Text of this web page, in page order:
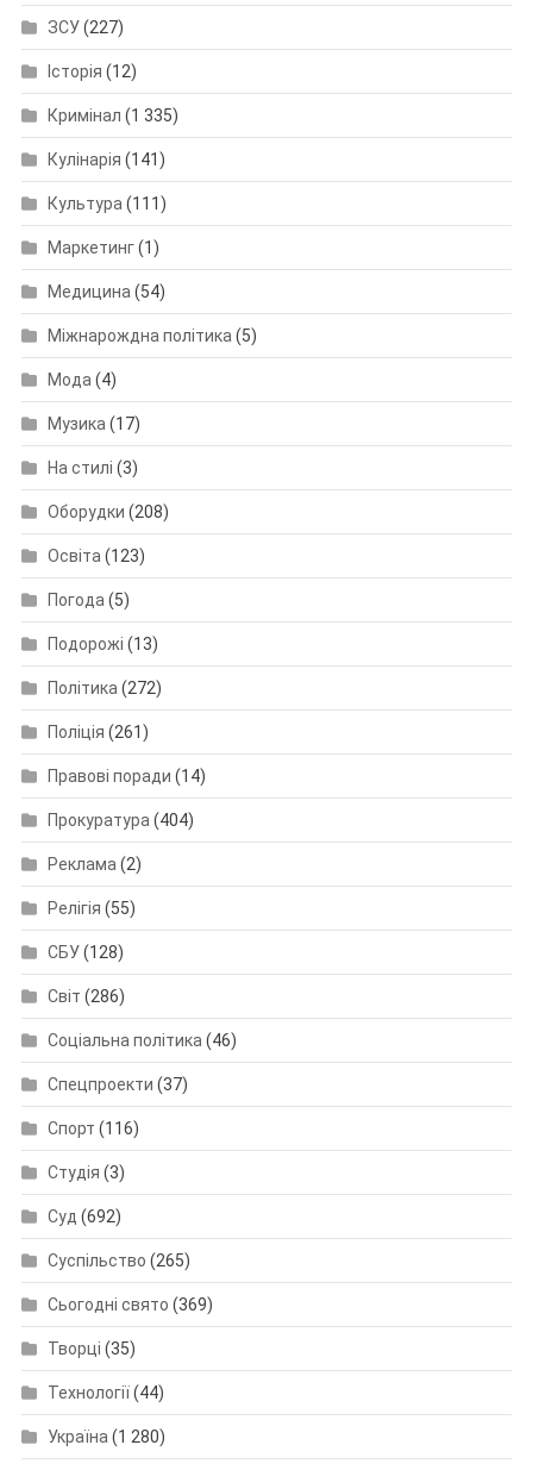
ЗСУ(227)
Історія (12)
Кримінал (1 335)
Кулінарія (141)
Культура(111)
Маркетинг(1)
Медицина(54)
Міжнарождна політика(5)
Мода(4)
Музика(17)
На стилі (3)
Оборудки (208)
Освіта(123)
Погода(5)
Подорожі (13)
Політика(272)
Поліція (261)
Правові поради (14)
Прокуратура(404)
Реклама(2)
Релігія (55)
СБУ(128)
Світ (286)
Соціальна політика(46)
Спецпроекти (37)
Спорт (116)
Студія (3)
Суд (692)
Суспільство (265)
Сьогодні свято (369)
Творці (35)
Технології(44)
Україна(1 280)